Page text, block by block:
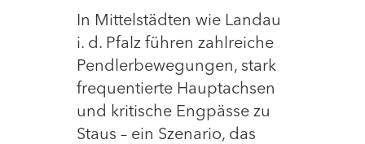
In Mittelstädten wie Landau
i. d. Pfalz führen zahlreiche
Pendlerbewegungen, stark
frequentierte Hauptachsen
und kritische Engpässe zu
Staus – ein Szenario, das